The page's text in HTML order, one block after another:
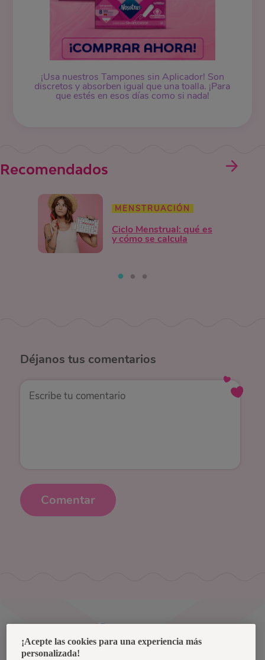
¡Usa nuestros Tampones sin Aplicador! Son
discretos y absorben igual que una toalla. ¡Para
que estés en esos días como si nada!
Recomendados
MENSTRUACIÓN
Ciclo Menstrual: qué es
y cómo se calcula
Déjanos tus comentarios
Comentar
¡Acepte las cookies para una experiencia más
personalizada!